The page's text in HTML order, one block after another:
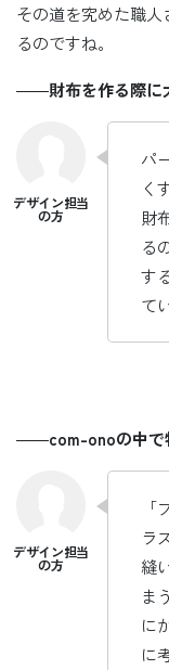
その道を究めた職
るのですね。
――財布を作る際に
パ
く
財
る
す
て
――com-onoの中で
ラ
縫
ま
に
に